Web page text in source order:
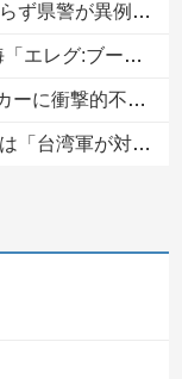
が異例のお願い
」フィギュア【予約開始】
発覚！海外騒然！【海外の反応】
」と台湾軍トップ！
う中国人の子供